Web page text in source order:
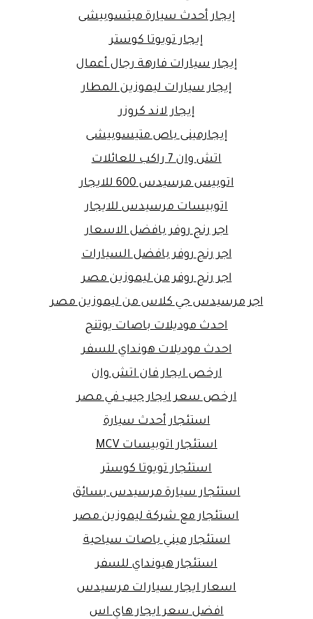
إيجار أحدث سيارة ميتسوبيشى
إيجار تويوتا كوستر
إيجار سيارات فارهة رجال أعمال
إيجار سيارات ليموزين المطار
إيجار لاند كروزر
إيجارمينى باص متيسوبيشى
اتش وان 7 راكب للعائلات
اتوبيس مرسيدس 600 للايجار
اتوبيسات مرسيدس للايجار
اجر رنج روفر بافضل الاسعار
اجر رنج روفر بافضل السيارات
اجر رنج روفر من ليموزين مصر
اجر مرسيدس جي كلاس من ليموزين مصر
احدث موديلات باصات يوتنج
احدث موديلات هونداي للسفر
ارخص ايجار فان اتش وان
ارخص سعر ايجار جيب في مصر
استئجار أحدث سيارة
استئجار اتوبيسات MCV
استئجار تويوتا كوستر
استئجار سيارة مرسيدس بسائق
استئجار مع شركة ليموزين مصر
استئجار ميني باصات سياحية
استئجار هيونداي للسفر
اسعار ايجار سيارات مرسيدس
افضل سعر ايجار هاي اس